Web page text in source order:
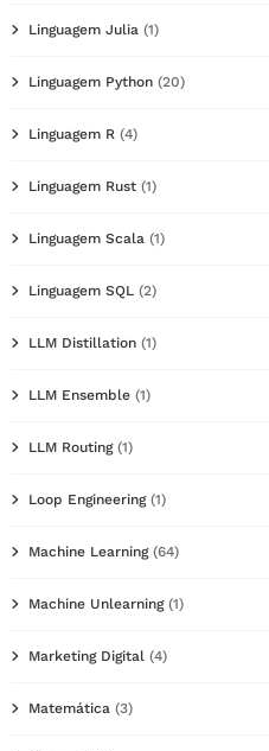
Linguagem Julia (1)
Linguagem Python (20)
Linguagem R (4)
Linguagem Rust (1)
Linguagem Scala (1)
Linguagem SQL (2)
LLM Distillation (1)
LLM Ensemble (1)
LLM Routing(1)
Loop Engineering(1)
Machine Learning(64)
Machine Unlearning(1)
Marketing Digital (4)
Matemática (3)